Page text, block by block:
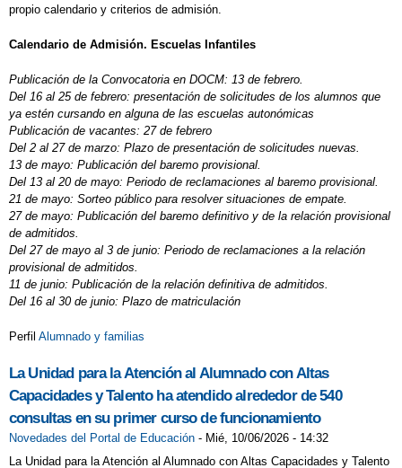
propio calendario y criterios de admisión.
Calendario de Admisión. Escuelas Infantiles
Publicación de la Convocatoria en DOCM: 13 de febrero.
Del 16 al 25 de febrero: presentación de solicitudes de los alumnos que
ya estén cursando en alguna de las escuelas autonómicas
Publicación de vacantes: 27 de febrero
Del 2 al 27 de marzo: Plazo de presentación de solicitudes nuevas.
13 de mayo: Publicación del baremo provisional.
Del 13 al 20 de mayo: Periodo de reclamaciones al baremo provisional.
21 de mayo: Sorteo público para resolver situaciones de empate.
27 de mayo: Publicación del baremo definitivo y de la relación provisional
de admitidos.
Del 27 de mayo al 3 de junio: Periodo de reclamaciones a la relación
provisional de admitidos.
11 de junio: Publicación de la relación definitiva de admitidos.
Del 16 al 30 de junio: Plazo de matriculación
Perfil Alumnado y familias
La Unidad para la Atención al Alumnado con Altas
Capacidades y Talento ha atendido alrededor de 540
consultas en su primer curso de funcionamiento
Novedades del Portal de Educación - Mié, 10/06/2026 - 14:32
La Unidad para la Atención al Alumnado con Altas Capacidades y Talento